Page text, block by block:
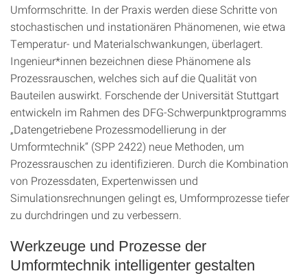
Umformschritte. In der Praxis werden diese Schritte von
stochastischen und instationären Phänomenen, wie etwa
Temperatur- und Materialschwankungen, überlagert.
Ingenieur*innen bezeichnen diese Phänomene als
Prozessrauschen, welches sich auf die Qualität von
Bauteilen auswirkt. Forschende der Universität Stuttgart
entwickeln im Rahmen des DFG-Schwerpunktprogramms
„Datengetriebene Prozessmodellierung in der
Umformtechnik“ (SPP 2422) neue Methoden, um
Prozessrauschen zu identifizieren. Durch die Kombination
von Prozessdaten, Expertenwissen und
Simulationsrechnungen gelingt es, Umformprozesse tiefer
zu durchdringen und zu verbessern.
Werkzeuge und Prozesse der
Umformtechnik intelligenter gestalten